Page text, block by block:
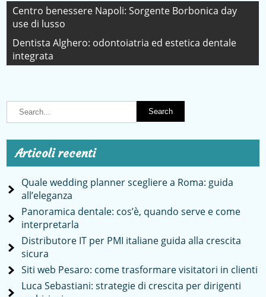
Navigazione
articoli
Centro benessere Napoli: Sorgente Borbonica day
use di lusso
Dentista Alghero: odontoiatria ed estetica dentale
integrata
Articoli recenti
Quale wedding planner scegliere a Roma: guida
all’eleganza
Panoramica dentale: cos’è, quando serve e come
interpretarla
Distributore IT per PMI italiane guida alla crescita
sicura
Siti web Pesaro: come trasformare visitatori in clienti
Luca Sebastiani: strategie di crescita per dirigenti